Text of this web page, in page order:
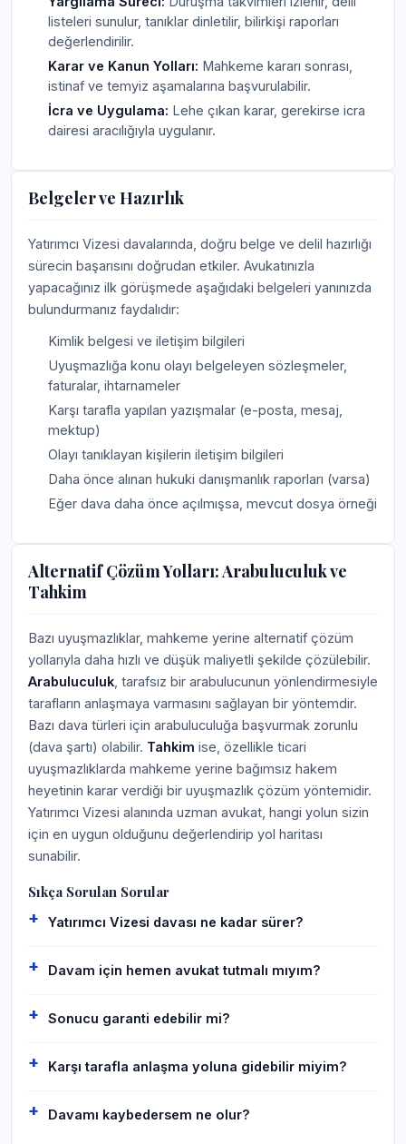
listeleri sunulur, tanıklar dinletilir, bilirkişi raporları
değerlendirilir.
Karar ve Kanun Yolları: Mahkeme kararı sonrası,
istinaf ve temyiz aşamalarına başvurulabilir.
İcra ve Uygulama: Lehe çıkan karar, gerekirse icra
dairesi aracılığıyla uygulanır.
Belgeler ve Hazırlık
Yatırımcı Vizesi davalarında, doğru belge ve delil hazırlığı
sürecin başarısını doğrudan etkiler. Avukatınızla
yapacağınız ilk görüşmede aşağıdaki belgeleri yanınızda
bulundurmanız faydalıdır:
Kimlik belgesi ve iletişim bilgileri
Uyuşmazlığa konu olayı belgeleyen sözleşmeler,
faturalar, ihtarnameler
Karşı tarafla yapılan yazışmalar (e-posta, mesaj,
mektup)
Olayı tanıklayan kişilerin iletişim bilgileri
Daha önce alınan hukuki danışmanlık raporları (varsa)
Eğer dava daha önce açılmışsa, mevcut dosya örneği
Alternatif Çözüm Yolları: Arabuluculuk ve
Tahkim
Bazı uyuşmazlıklar, mahkeme yerine alternatif çözüm
yollarıyla daha hızlı ve düşük maliyetli şekilde çözülebilir.
Arabuluculuk , tarafsız bir arabulucunun yönlendirmesiyle
tarafların anlaşmaya varmasını sağlayan bir yöntemdir.
Bazı dava türleri için arabuluculuğa başvurmak zorunlu
(dava şartı) olabilir. Tahkim ise, özellikle ticari
uyuşmazlıklarda mahkeme yerine bağımsız hakem
heyetinin karar verdiği bir uyuşmazlık çözüm yöntemidir.
Yatırımcı Vizesi alanında uzman avukat, hangi yolun sizin
için en uygun olduğunu değerlendirip yol haritası
sunabilir.
Sıkça Sorulan Sorular
Yatırımcı Vizesi davası ne kadar sürer?
Davam için hemen avukat tutmalı mıyım?
Sonucu garanti edebilir mi?
Karşı tarafla anlaşma yoluna gidebilir miyim?
Davamı kaybedersem ne olur?